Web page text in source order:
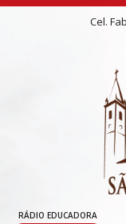
Cel.
RÁDIO EDUCADORA